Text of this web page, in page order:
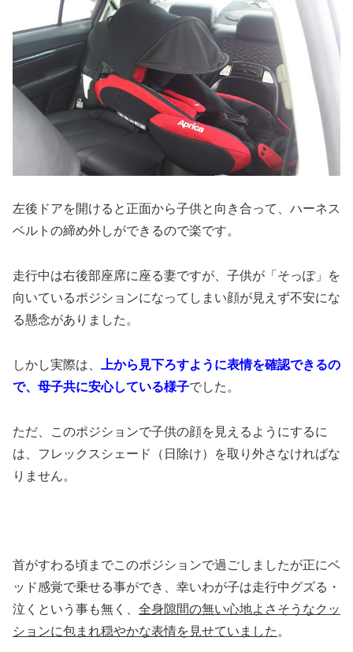
左後ドアを開けると正面から子供と向き合って、ハーネス
ベルトの締め外しができるので楽です。
走行中は右後部座席に座る妻ですが、子供が「そっぽ」を
向いているポジションになってしまい顔が見えず不安にな
る懸念がありました。
しかし実際は、
上から見下ろすように表情を確認できるの
で、母子共に安心している様子でした。
ただ、このポジションで子供の顔を見えるようにするに
は、フレックスシェード（日除け）を取り外さなければな
りません。
首がすわる頃までこのポジションで過ごしましたが正にベ
ッド感覚で乗せる事ができ、幸いわが子は走行中グズる・
泣くという事も無く、 全身隙間の無い心地よさそうなクッ
ションに包まれ穏やかな表情を見せていました 。